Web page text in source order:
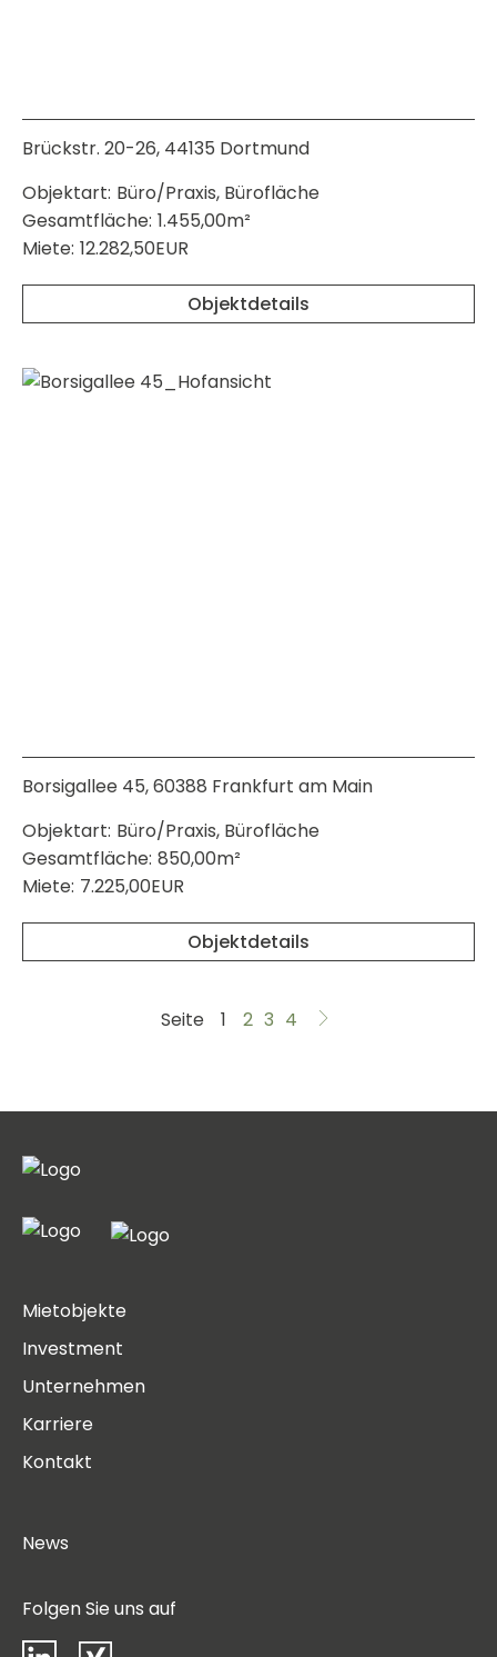
Brückstr. 20-26, 44135 Dortmund
Objektart: Büro/Praxis, Bürofläche
Gesamtfläche: 1.455,00m²
Miete: 12.282,50EUR
Objektdetails
merken
Borsigallee 45, 60388 Frankfurt am Main
Objektart: Büro/Praxis, Bürofläche
Gesamtfläche: 850,00m²
Miete: 7.225,00EUR
Objektdetails
Seite 1 2 3 4
Mietobjekte
Investment
Unternehmen
Karriere
Kontakt
News
Folgen Sie uns auf